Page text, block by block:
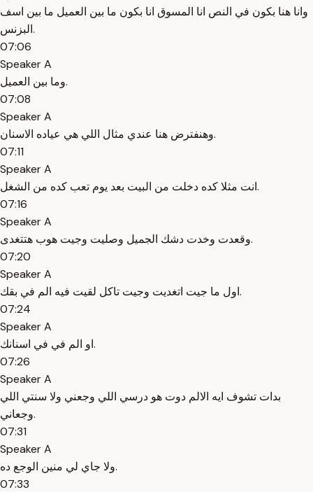
وانا هنا بكون في النص انا المسوق انا بكون ما بين العميل ما بين اسف
البزنس.
07:06
Speaker A
وما بين العميل.
07:08
Speaker A
وهنفترض هنا عندي مثال اللي هي عياده الاسنان.
07:11
Speaker A
انت مثلا كده دخلت من البيت بعد يوم تعب كده من الشغل.
07:16
Speaker A
وقعدت وخدت دشك الجميل وصليت وجيت هوب هتتغدى.
07:20
Speaker A
اول ما جيت اتغديت وجيت تاكل لقيت فيه الم في بقك.
07:24
Speaker A
او الم في في اسنانك.
07:26
Speaker A
بدات تشوف ايه الالم دوت هو درسي اللي وجعني ولا سنتي اللي
وجعاني.
07:31
Speaker A
ولا جاي لي منين الوجع ده.
07:33